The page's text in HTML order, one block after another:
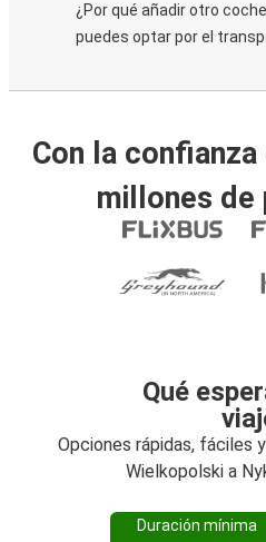
¿Por qué añadir otro
puedes optar por el
Con la
millones de
Qué
Opciones rápidas, fáciles
Wielkopolski a
Duración mínima